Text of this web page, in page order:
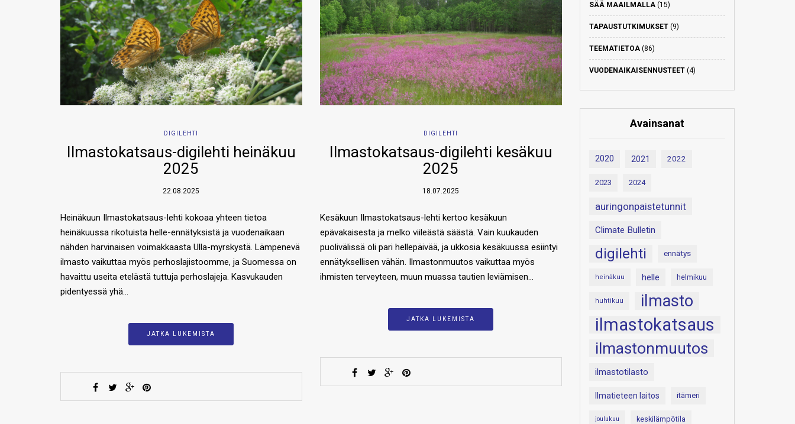
DIGILEHTI
Ilmastokatsaus-digilehti heinäkuu
2025
22.08.2025
Heinäkuun Ilmastokatsaus-lehti kokoaa yhteen tietoa
heinäkuussa rikotuista helle-ennätyksistä ja vuodenaikaan
nähden harvinaisen voimakkaasta Ulla-myrskystä. Lämpenevä
ilmasto vaikuttaa myös perhoslajistoomme, ja Suomessa on
havaittu useita etelästä tuttuja perhoslajeja. Kasvukauden
pidentyessä yhä…
JATKA LUKEMISTA
DIGILEHTI
Ilmastokatsaus-digilehti kesäkuu
2025
18.07.2025
Kesäkuun Ilmastokatsaus-lehti kertoo kesäkuun
epävakaisesta ja melko viileästä säästä. Vain kuukauden
puolivälissä oli pari hellepäivää, ja ukkosia kesäkuussa esiintyi
ennätyksellisen vähän. Ilmastonmuutos vaikuttaa myös
ihmisten terveyteen, muun muassa tautien leviämisen…
JATKA LUKEMISTA
SÄÄ MAAILMALLA(15)
TAPAUSTUTKIMUKSET(9)
TEEMATIETOA(86)
VUODENAIKAISENNUSTEET(4)
Avainsanat
2020 2021 2022
2023 2024
auringonpaistetunnit
Climate Bulletin
digilehti ennätys
heinäkuu helle helmikuu
huhtikuu ilmasto
ilmastokatsaus
ilmastonmuutos
ilmastotilasto
Ilmatieteen laitos itämeri
joulukuu keskilämpötila